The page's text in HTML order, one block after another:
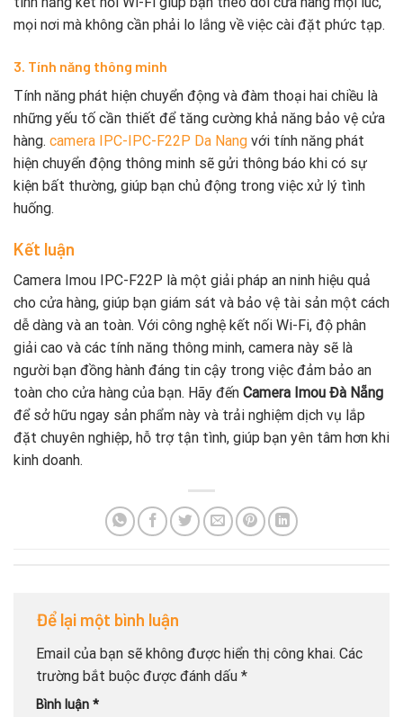
mọi nơi mà không cần phải lo lắng về việc cài đặt phức tạp.
3. Tính năng thông minh
Tính năng phát hiện chuyển động và đàm thoại hai chiều là
những yếu tố cần thiết để tăng cường khả năng bảo vệ cửa
hàng. camera IPC-IPC-F22P Da Nang với tính năng phát
hiện chuyển động thông minh sẽ gửi thông báo khi có sự
kiện bất thường, giúp bạn chủ động trong việc xử lý tình
huống.
Kết luận
Camera Imou IPC-F22P là một giải pháp an ninh hiệu quả
cho cửa hàng, giúp bạn giám sát và bảo vệ tài sản một cách
dễ dàng và an toàn. Với công nghệ kết nối Wi-Fi, độ phân
giải cao và các tính năng thông minh, camera này sẽ là
người bạn đồng hành đáng tin cậy trong việc đảm bảo an
toàn cho cửa hàng của bạn. Hãy đến Camera Imou Đà Nẵng
để sở hữu ngay sản phẩm này và trải nghiệm dịch vụ lắp
đặt chuyên nghiệp, hỗ trợ tận tình, giúp bạn yên tâm hơn khi
kinh doanh.
Để lại một bình luận
Email của bạn sẽ không được hiển thị công khai. Các
trường bắt buộc được đánh dấu *
Bình luận *